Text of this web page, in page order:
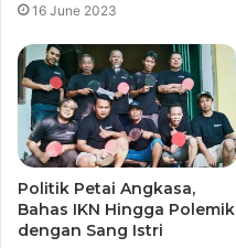
16 June 2023
Politik Petai Angkasa,
Bahas IKN Hingga Polemik
dengan Sang Istri